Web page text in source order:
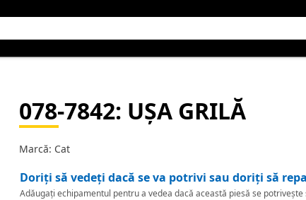
078-7842: UȘA GRILĂ
Marcă: Cat
Doriți să vedeți dacă se va potrivi sau doriți să
Adăugați echipamentul pentru a vedea dacă această piesă se